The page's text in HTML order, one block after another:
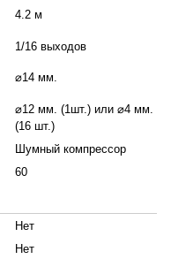
4.2 м
1/16 выходов
⌀14 мм.
⌀12 мм. (1шт.) или ⌀4 мм.
(16 шт.)
Шумный компрессор
60
Нет
Нет